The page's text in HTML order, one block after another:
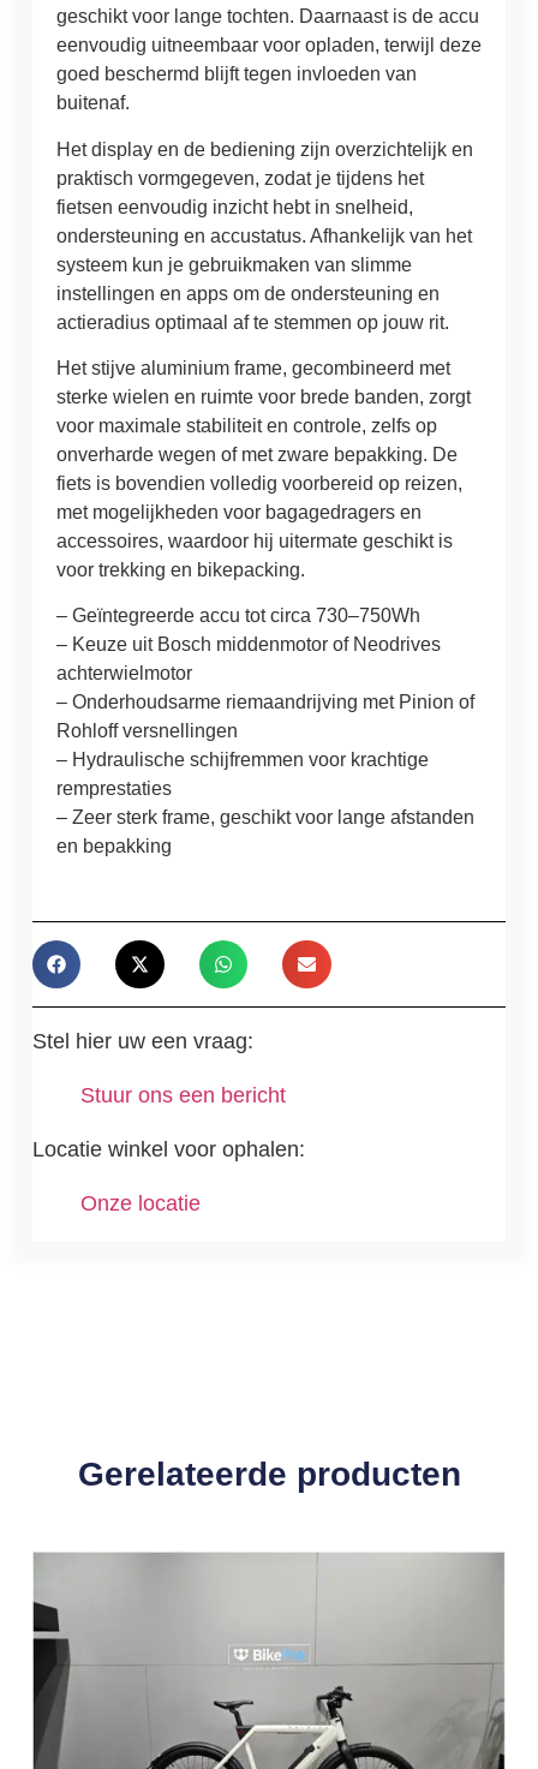
geschikt voor lange tochten. Daarnaast is de accu
eenvoudig uitneembaar voor opladen, terwijl deze
goed beschermd blijft tegen invloeden van
buitenaf.
Het display en de bediening zijn overzichtelijk en
praktisch vormgegeven, zodat je tijdens het
fietsen eenvoudig inzicht hebt in snelheid,
ondersteuning en accustatus. Afhankelijk van het
systeem kun je gebruikmaken van slimme
instellingen en apps om de ondersteuning en
actieradius optimaal af te stemmen op jouw rit.
Het stijve aluminium frame, gecombineerd met
sterke wielen en ruimte voor brede banden, zorgt
voor maximale stabiliteit en controle, zelfs op
onverharde wegen of met zware bepakking. De
fiets is bovendien volledig voorbereid op reizen,
met mogelijkheden voor bagagedragers en
accessoires, waardoor hij uitermate geschikt is
voor trekking en bikepacking.
– Geïntegreerde accu tot circa 730–750Wh
– Keuze uit Bosch middenmotor of Neodrives
achterwielmotor
– Onderhoudsarme riemaandrijving met Pinion of
Rohloff versnellingen
– Hydraulische schijfremmen voor krachtige
remprestaties
– Zeer sterk frame, geschikt voor lange afstanden
en bepakking
Stel hier uw een vraag:
Stuur ons een bericht
Locatie winkel voor ophalen:
Onze locatie
Gerelateerde producten